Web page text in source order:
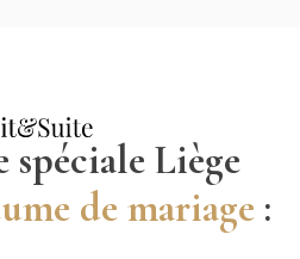
Liège
demariage :